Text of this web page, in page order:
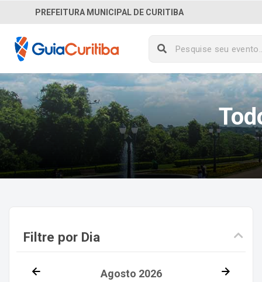
PREFEITURA MUNICIPAL DE CURITIBA
Filtre por Dia
Agosto 2026